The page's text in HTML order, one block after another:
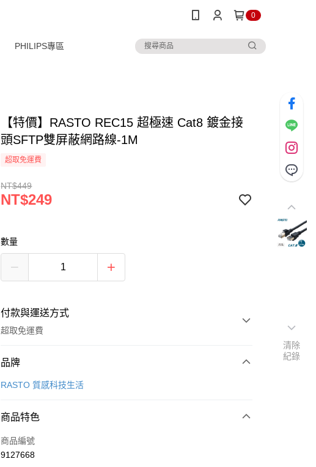
0
PHILIPS專區
【特價】RASTO REC15 超極速 Cat8 鍍金接
頭SFTP雙屏蔽網路線-1M
超取免運費
NT$449
NT$249
數量
付款與運送方式
超取免運費
付款方式
信用卡一次付款
合作金庫商業銀行
華南商業銀行
LINE Pay
品牌
RASTO 質感科技生活
商品特色
商品編號
9127668
清除
紀錄